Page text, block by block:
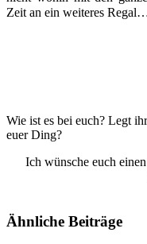
Zeit an ein weiteres
Wie ist es bei euch? Legt
euer Ding?
Ich wünsche euch
Ähnliche Beiträge